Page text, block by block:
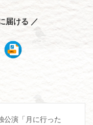
届ける ／
公演「月に行った